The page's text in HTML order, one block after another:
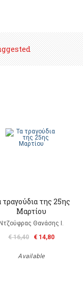
τραγούδια της 25ης
Μαρτίου
Θανάσης Ι.
€ 16,40
€ 14,80
Available